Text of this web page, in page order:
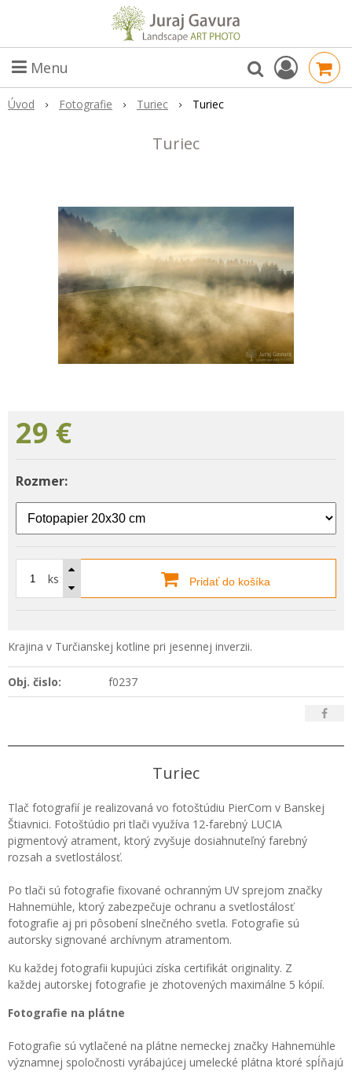
Menu
Úvod Fotografie Turiec Turiec
Turiec
29 €
Rozmer:
ks Pridať do košíka
Krajina v Turčianskej kotline pri jesennej inverzii.
Obj. čislo: f0237
Turiec
Tlač fotografií je realizovaná vo fotoštúdiu PierCom v Banskej
Štiavnici. Fotoštúdio pri tlači využíva 12-farebný LUCIA
pigmentový atrament, ktorý zvyšuje dosiahnuteľný farebný
rozsah a svetlostálosť.
Po tlači sú fotografie fixované ochranným UV sprejom značky
Hahnemühle, ktorý zabezpečuje ochranu a svetlostálosť
fotografie aj pri pôsobení slnečného svetla. Fotografie sú
autorsky signované archívnym atramentom.
Ku každej fotografii kupujúci získa certifikát originality. Z
každej autorskej fotografie je zhotovených maximálne 5 kópií.
Fotografie na plátne
Fotografie sú vytlačené na plátne nemeckej značky Hahnemühle
významnej spoločnosti vyrábajúcej umelecké plátna ktoré spĺňajú